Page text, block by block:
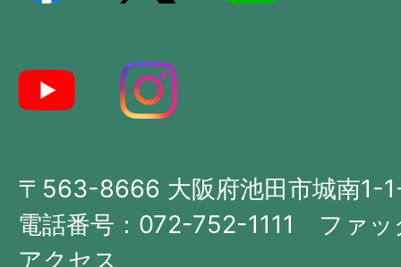
阪
府
〒563-8666 大阪府池田市城南1-
電話番号：072-752-1111 ファ
アクセス